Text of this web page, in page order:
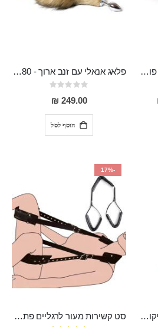
"iWHIZZ G" ויברטור רוקט פוקט קלאסי נטען בעל 10 מהירויות מסיליקון רפואי מיוחד לנקודת ה-G פלאג אנאלי עם זנב ארוך - 80 סמ ויפה במיוחד Dinlas
Rating:
0%
249.00 ₪
הוסף לסל
ביצת רטט אל חוטית מסיליקון ,נטענת , חזקה ועמידה למים "Callie"
-17%
סט קשירות מעור לרגליים פתוחות לרווחה "Camelot" וחשיפה מלאה